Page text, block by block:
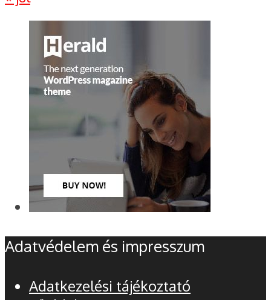
Adatvédelem és impresszum
Adatkezelési tájékoztató